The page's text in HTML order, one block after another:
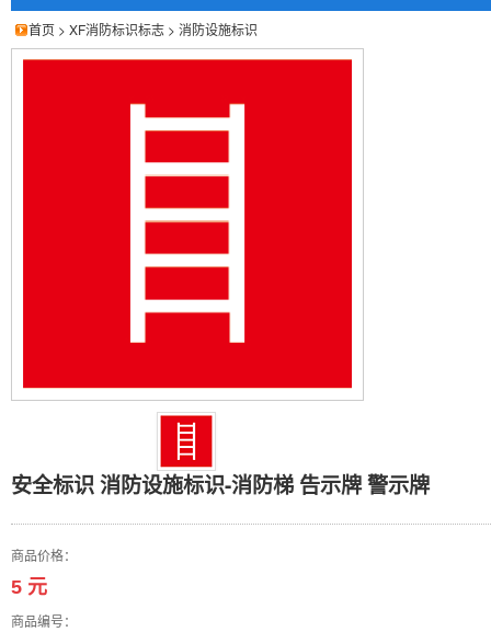
首页 > XF消防标识标志 > 消防设施标识
安全标识 消防设施标识-
安全标识 消防设施标识-消防梯 告示牌 警示牌
商品价格：
5 元
商品编号：